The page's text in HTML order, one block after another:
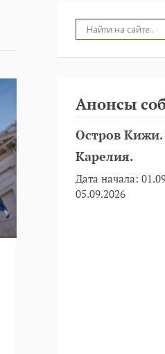
Анонсы
Остров Кижи.
Карелия.
Дата начала:
05.09.2026